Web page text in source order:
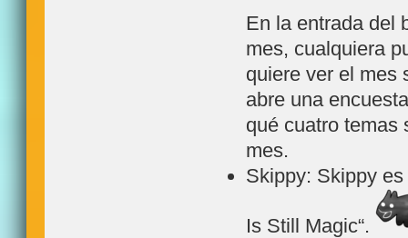
En la entrada del
mes, cualquiera
quiere ver el mes
abre una
qué cuatro temas
mes.
Skippy: Skippy
Is Still Magic“.